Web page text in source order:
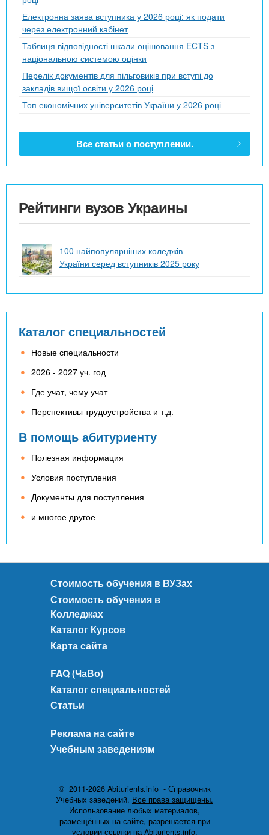
Електронна заява вступника у 2026 році: як подати
через електронний кабінет
Таблиця відповідності шкали оцінювання ECTS з
національною системою оцінки
Перелік документів для пільговиків при вступі до
закладів вищої освіти у 2026 році
Топ економічних університетів України у 2026 році
Все статьи о поступлении.
Рейтинги вузов Украины
100 найпопулярніших коледжів
України серед вступників 2025 року
Каталог специальностей
Новые специальности
2026 - 2027 уч. год
Где учат, чему учат
Перспективы трудоустройства и т.д.
В помощь абитуриенту
Полезная информация
Условия поступления
Документы для поступления
и многое другое
Стоимость обучения в ВУЗах
Стоимость обучения в
Колледжах
Каталог Курсов
Карта сайта
FAQ (ЧаВо)
Каталог специальностей
Статьи
Реклама на сайте
Учебным заведениям
© 2011-2026 Abiturients.info - Справочник
Учебных заведений. Все права защищены.
Использование любых материалов,
размещённых на сайте, разрешается при
условии ссылки на Abiturients.info.